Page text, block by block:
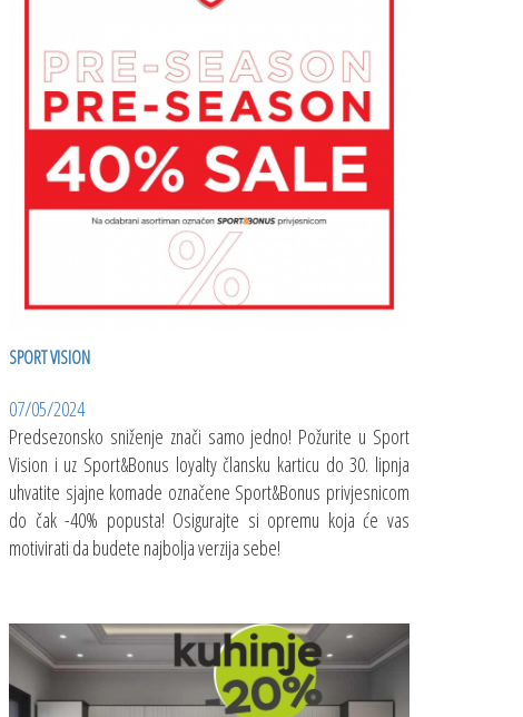
SPORT VISION
07/05/2024
Predsezonsko sniženje znači samo jedno! Požurite u Sport
Vision i uz Sport&Bonus loyalty člansku karticu do 30. lipnja
uhvatite sjajne komade označene Sport&Bonus privjesnicom
do čak -40% popusta! Osigurajte si opremu koja će vas
motivirati da budete najbolja verzija sebe!